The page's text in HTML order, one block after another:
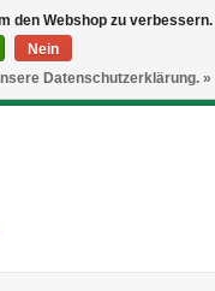
/ISK/NOK
0 Artikel - €--,--
den Webshop zu verbessern.
Nein
Datenschutzerklärung. »